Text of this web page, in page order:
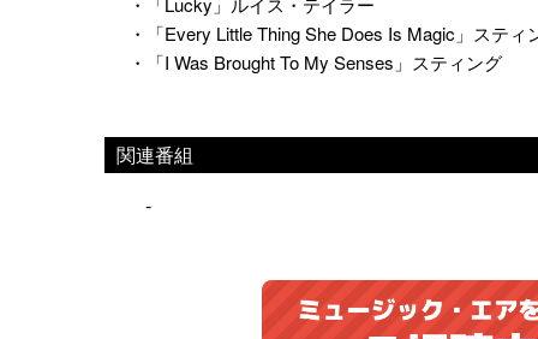
・「Every Little Thing She Does Is Magic」スティ
・「I Was Brought To My Senses」スティング
関連番組
-